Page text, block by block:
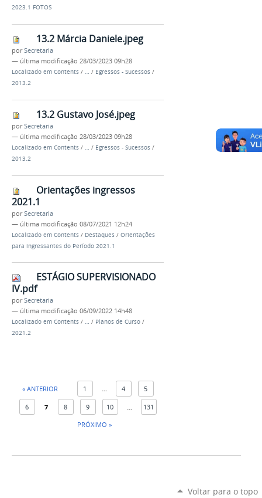
2023.1 FOTOS
13.2 Márcia Daniele.jpeg
porSecretaria
— última modificação 28/03/2023 09h28
Localizado em Contents / … / Egressos - Sucessos /
2013.2
13.2 Gustavo José.jpeg
porSecretaria
— última modificação 28/03/2023 09h28
Localizado em Contents / … / Egressos - Sucessos /
2013.2
Orientações ingressos
2021.1
porSecretaria
— última modificação 08/07/2021 12h24
Localizado em Contents / Destaques / Orientações
para ingressantes do Período 2021.1
ESTÁGIO SUPERVISIONADO
IV.pdf
porSecretaria
— última modificação 06/09/2022 14h48
Localizado em Contents / … / Planos de Curso /
2021.2
« ANTERIOR 1 ... 4 5
6 7 8 9 10 ...
131
PRÓXIMO »
Voltar para o topo